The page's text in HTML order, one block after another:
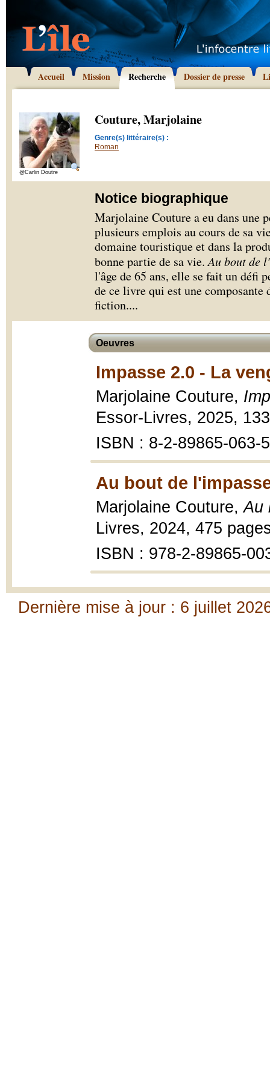
Accueil Mission Recherche Dossier de presse
@Carlin Doutre
Couture, Marjolaine
Genre(s) littéraire(s) :
Roman
Notice biographique
Marjolaine Couture a eu dans une
plusieurs emplois au cours de sa
domaine touristique et dans la
bonne partie de sa vie.Au bout de
l'âge de 65 ans, elle se fait un défi
de ce livre qui est une composante
fiction....
Oeuvres
Impasse 2.0 - La
Marjolaine Couture,
Essor-Livres, 2025,
ISBN : 8-2-89865-063-5
Au bout de
Marjolaine Couture,Au
Livres, 2024, 475
ISBN : 978-2-89865-
Dernière mise à jour : 6 juillet